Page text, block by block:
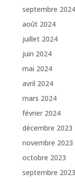
septembre 2024
août 2024
juillet 2024
juin 2024
mai 2024
avril 2024
mars 2024
février 2024
décembre 2023
novembre 2023
octobre 2023
septembre 2023